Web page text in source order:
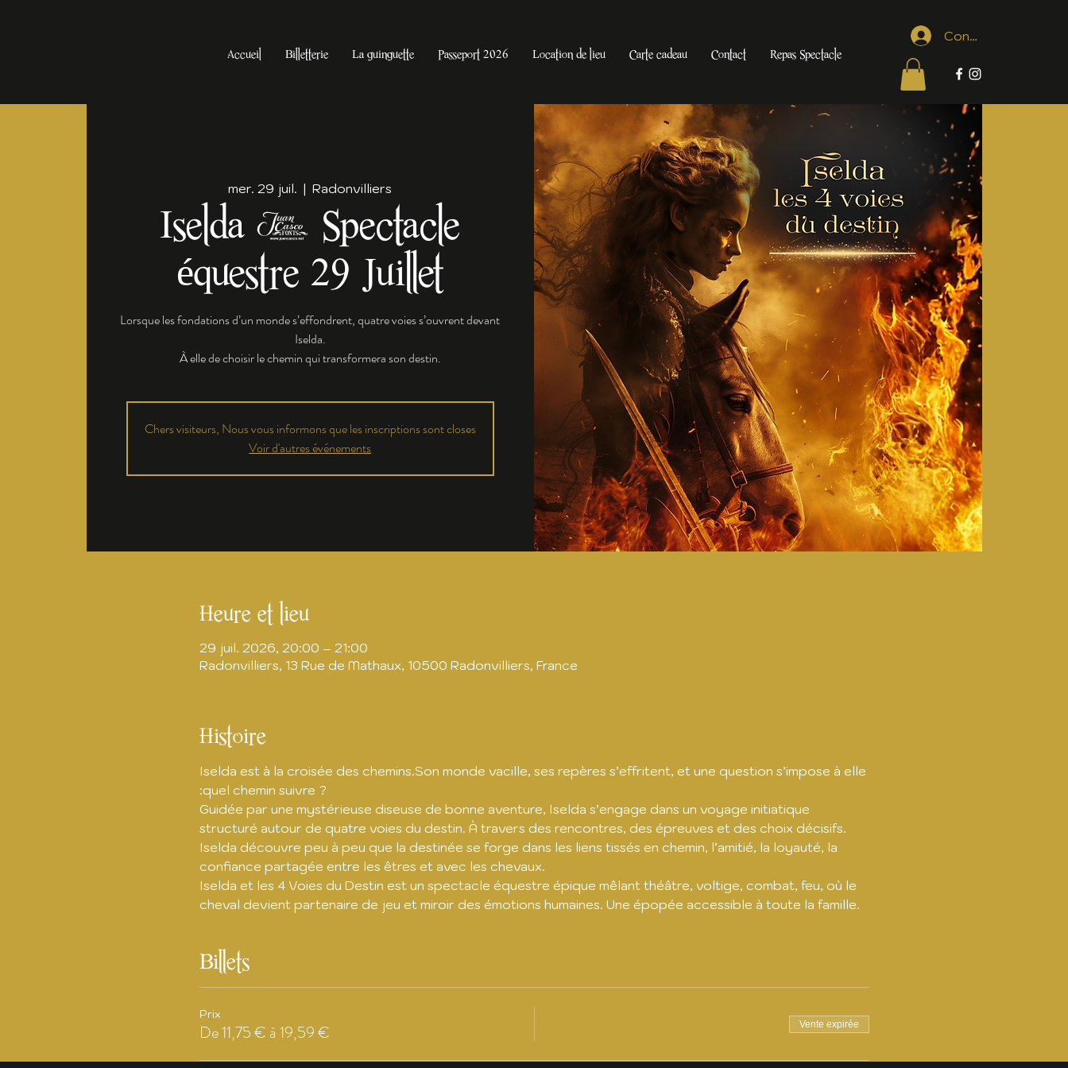
Connexion
Accueil Billetterie La guinguette Passeport 2026 Location de lieu Carte cadeau Contact Repas Spectacle
mer. 29 juil.
  |
Radonvilliers
Iselda - Spectacle
équestre 29 Juillet
Lorsque les fondations d’un monde s’effondrent, quatre voies s’ouvrent devant
Iselda.
À elle de choisir le chemin qui transformera son destin.
Chers visiteurs, Nous vous informons que les inscriptions sont closes
Voir d'autres événements
Heure et lieu
29 juil. 2026, 20:00 – 21:00
Radonvilliers, 13 Rue de Mathaux, 10500 Radonvilliers, France
Histoire
Iselda est à la croisée des chemins.Son monde vacille, ses repères s’effritent, et une question s’impose à elle
:quel chemin suivre ?
Guidée par une mystérieuse diseuse de bonne aventure, Iselda s’engage dans un voyage initiatique
structuré autour de quatre voies du destin. À travers des rencontres, des épreuves et des choix décisifs.
Iselda découvre peu à peu que la destinée se forge dans les liens tissés en chemin, l’amitié, la loyauté, la
confiance partagée entre les êtres et avec les chevaux.
Iselda et les 4 Voies du Destin est un spectacle équestre épique mêlant théâtre, voltige, combat, feu, où le
cheval devient partenaire de jeu et miroir des émotions humaines. Une épopée accessible à toute la famille.
Billets
Prix
De 11,75 € à 19,59 € Vente expirée